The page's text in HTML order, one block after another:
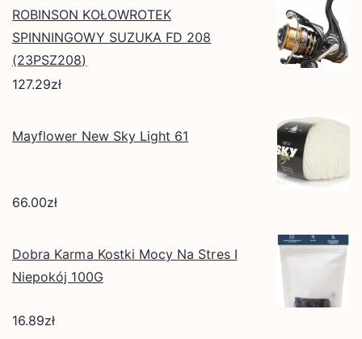
ROBINSON KOŁOWROTEK
SPINNINGOWY SUZUKA FD 208
(23PSZ208)
127.29zł
Mayflower New Sky Light 61
66.00zł
Dobra Karma Kostki Mocy Na Stres I
Niepokój 100G
16.89zł